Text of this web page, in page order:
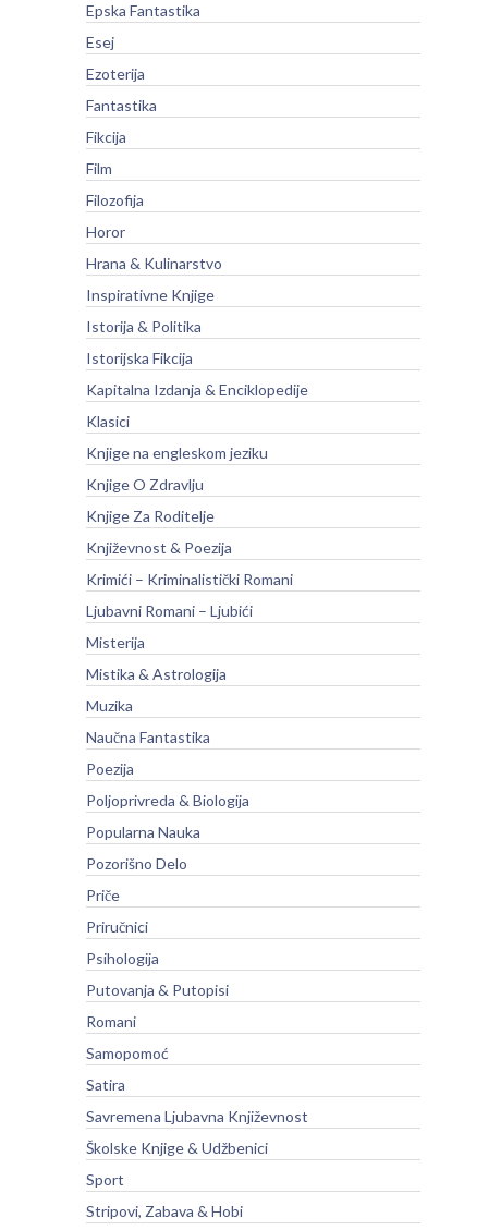
Epska Fantastika
Esej
Ezoterija
Fantastika
Fikcija
Film
Filozofija
Horor
Hrana & Kulinarstvo
Inspirativne Knjige
Istorija & Politika
Istorijska Fikcija
Kapitalna Izdanja & Enciklopedije
Klasici
Knjige na engleskom jeziku
Knjige O Zdravlju
Knjige Za Roditelje
Književnost & Poezija
Krimići – Kriminalistički Romani
Ljubavni Romani – Ljubići
Misterija
Mistika & Astrologija
Muzika
Naučna Fantastika
Poezija
Poljoprivreda & Biologija
Popularna Nauka
Pozorišno Delo
Priče
Priručnici
Psihologija
Putovanja & Putopisi
Romani
Samopomoć
Satira
Savremena Ljubavna Književnost
Školske Knjige & Udžbenici
Sport
Stripovi, Zabava & Hobi